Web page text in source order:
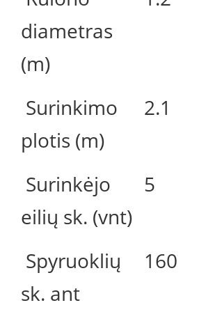
diametras
(m)
Surinkimo
plotis (m)
2.1
Surinkėjo
eilių sk. (vnt)
5
Spyruoklių
sk. ant
160